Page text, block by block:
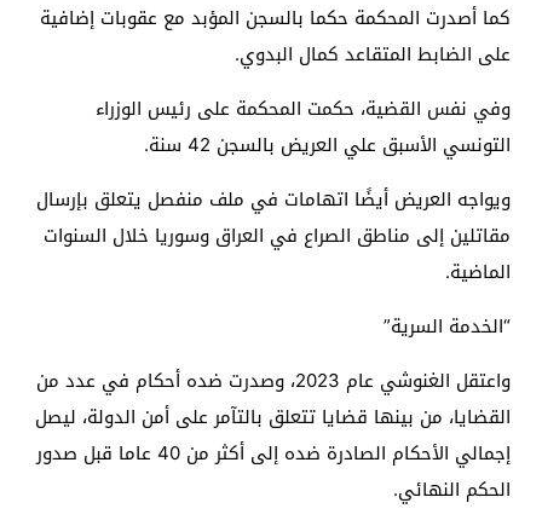
كما أصدرت المحكمة حكما بالسجن المؤبد مع عقوبات إضافية
على الضابط المتقاعد كمال البدوي.
وفي نفس القضية، حكمت المحكمة على رئيس الوزراء
التونسي الأسبق علي العريض بالسجن 42 سنة.
ويواجه العريض أيضًا اتهامات في ملف منفصل يتعلق بإرسال
مقاتلين إلى مناطق الصراع في العراق وسوريا خلال السنوات
الماضية.
“الخدمة السرية”
واعتقل الغنوشي عام 2023، وصدرت ضده أحكام في عدد من
القضايا، من بينها قضايا تتعلق بالتآمر على أمن الدولة، ليصل
إجمالي الأحكام الصادرة ضده إلى أكثر من 40 عاما قبل صدور
الحكم النهائي.